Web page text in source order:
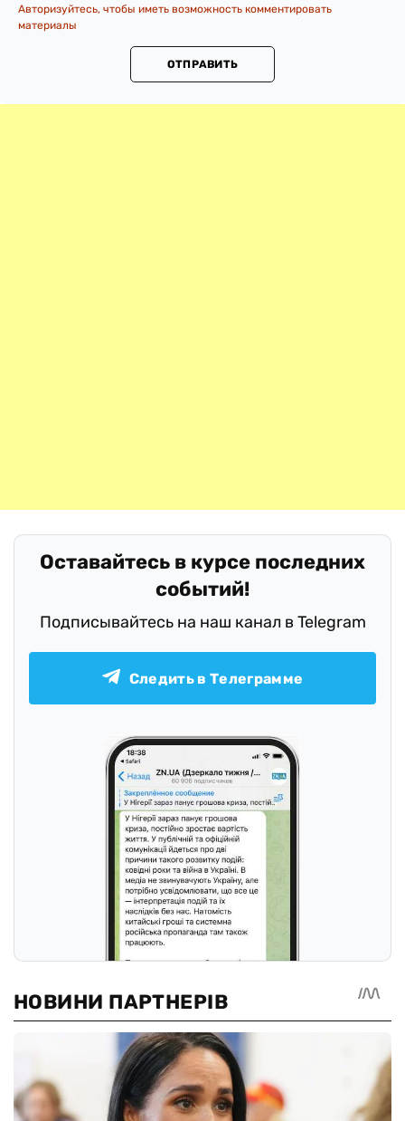
Авторизуйтесь, чтобы иметь возможность комментировать
материалы
ОТПРАВИТЬ
Оставайтесь в курсе последних
событий!
Подписывайтесь на наш канал в Telegram
Следить в Телеграмме